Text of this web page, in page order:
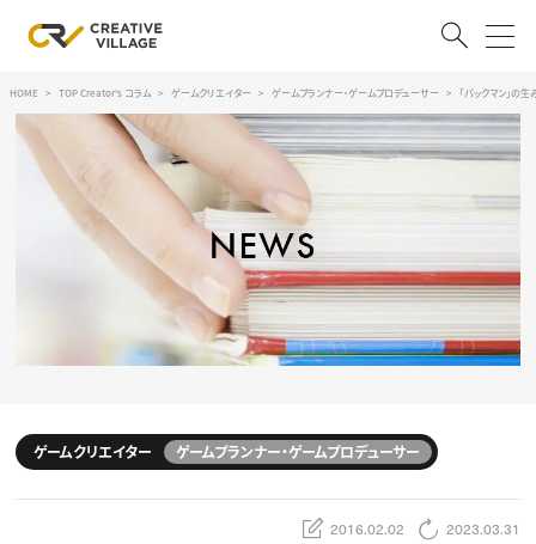
ログイン 会員登録
クリエイター求人を探す
CREATIVE JOB求人検索
採用説明会
スキルアップしたい！
デザイン
TOP Creator’s コラム
HOME TOP Creator's コラム ゲームクリエイター ゲームプランナー・ゲームプロデューサー 「パックマン」の
ゲームクリエイター ゲームプランナー・ゲームプロデューサー
2016.02.02 2023.03.31